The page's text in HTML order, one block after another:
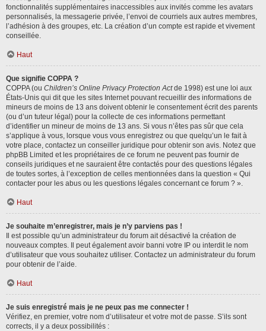
fonctionnalités supplémentaires inaccessibles aux invités comme les avatars
personnalisés, la messagerie privée, l’envoi de courriels aux autres membres,
l’adhésion à des groupes, etc. La création d’un compte est rapide et vivement
conseillée.
Haut
Que signifie COPPA ?
COPPA (ou Children’s Online Privacy Protection Actde 1998) est une loi aux
États-Unis qui dit que les sites Internet pouvant recueillir des informations de
mineurs de moins de 13 ans doivent obtenir le consentement écrit des parents
(ou d’un tuteur légal) pour la collecte de ces informations permettant
d’identifier un mineur de moins de 13 ans. Si vous n’êtes pas sûr que cela
s’applique à vous, lorsque vous vous enregistrez ou que quelqu’un le fait à
votre place, contactez un conseiller juridique pour obtenir son avis. Notez que
phpBB Limited et les propriétaires de ce forum ne peuvent pas fournir de
conseils juridiques et ne sauraient être contactés pour des questions légales
de toutes sortes, à l’exception de celles mentionnées dans la question « Qui
contacter pour les abus ou les questions légales concernant ce forum ? ».
Haut
Je souhaite m’enregistrer, mais je n’y parviens pas !
Il est possible qu’un administrateur du forum ait désactivé la création de
nouveaux comptes. Il peut également avoir banni votre IP ou interdit le nom
d’utilisateur que vous souhaitez utiliser. Contactez un administrateur du forum
pour obtenir de l’aide.
Haut
Je suis enregistré mais je ne peux pas me connecter !
Vérifiez, en premier, votre nom d’utilisateur et votre mot de passe. S’ils sont
corrects, il y a deux possibilités :